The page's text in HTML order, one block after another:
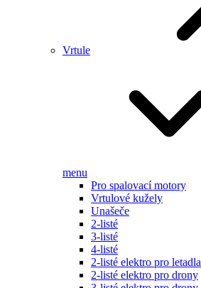
Vrtule
menu
Pro spalovací motory
Vrtulové kužely
Unašeče
2-listé
3-listé
4-listé
2-listé elektro pro letadla
2-listé elektro pro drony